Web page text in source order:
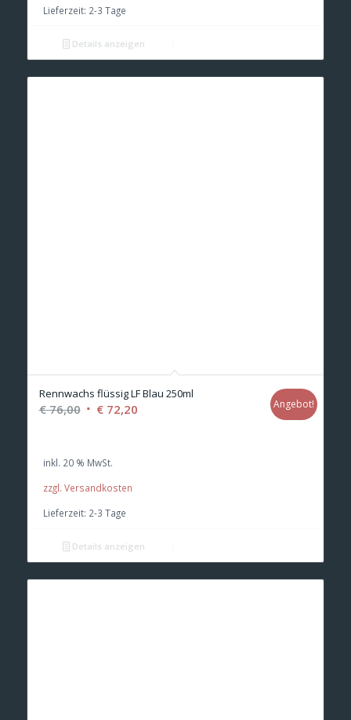
Lieferzeit: 2-3 Tage
Details anzeigen
Rennwachs flüssig LF Blau 250ml
€76,00 Ursprünglicher
€ 76,00
€72,20Aktueller
Angebot!
inkl. 20 % MwSt.
zzgl. Versandkosten
Lieferzeit: 2-3 Tage
Details anzeigen